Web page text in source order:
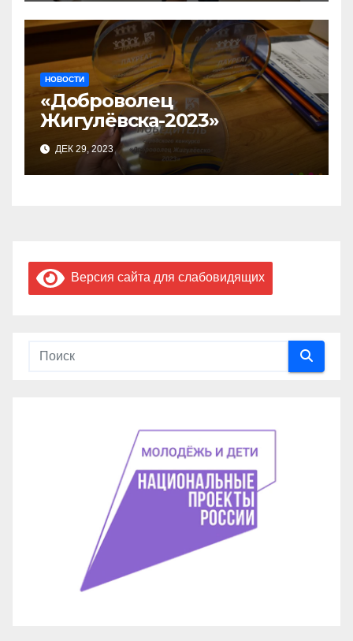
предприниматель»
НОВОСТИ
«Доброволец
Жигулёвска-2023»
ДЕК 29, 2023
Версия сайта для слабовидящих